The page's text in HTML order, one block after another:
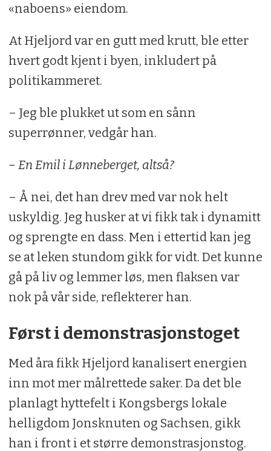
«naboens» eiendom.
At Hjeljord var en gutt med krutt, ble etter
hvert godt kjent i byen, inkludert på
politikammeret.
– Jeg ble plukket ut som en sånn
superrønner, vedgår han.
– En Emil i Lønneberget, altså?
– Å nei, det han drev med var nok helt
uskyldig. Jeg husker at vi fikk tak i dynamitt
og sprengte en dass. Men i ettertid kan jeg
se at leken stundom gikk for vidt. Det kunne
gå på liv og lemmer løs, men flaksen var
nok på vår side, reflekterer han.
Først i demonstrasjonstoget
Med åra fikk Hjeljord kanalisert energien
inn mot mer målrettede saker. Da det ble
planlagt hyttefelt i Kongsbergs lokale
helligdom Jonsknuten og Sachsen, gikk
han i front i et større demonstrasjonstog.